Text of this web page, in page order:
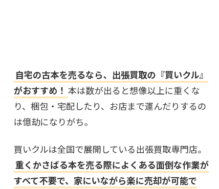
自宅の古本を売るなら、出張買取の『買いクル』
がおすすめ！ 本は数が出ると想像以上に重くな
り、梱包・宅配したり、お店まで運んだりするの
は億劫になりがち。
買いクルは全国で展開している出張買取専門店。
重くかさばる本を売る際によくある面倒な作業が
すべて不要で、家にいながら楽に売却が可能で